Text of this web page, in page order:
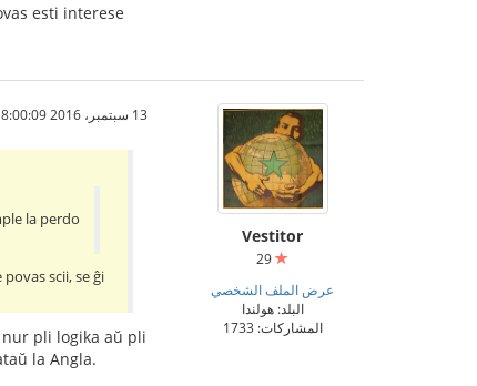
esti interese
Vestitor
عرض الملف الشخصي
البلد: هولندا
المشاركات: 1733
13 سبتمبر، 2016 8:00:09 م
la perdo
scii, se ĝi
nur pli logika aŭ pli
la Angla.